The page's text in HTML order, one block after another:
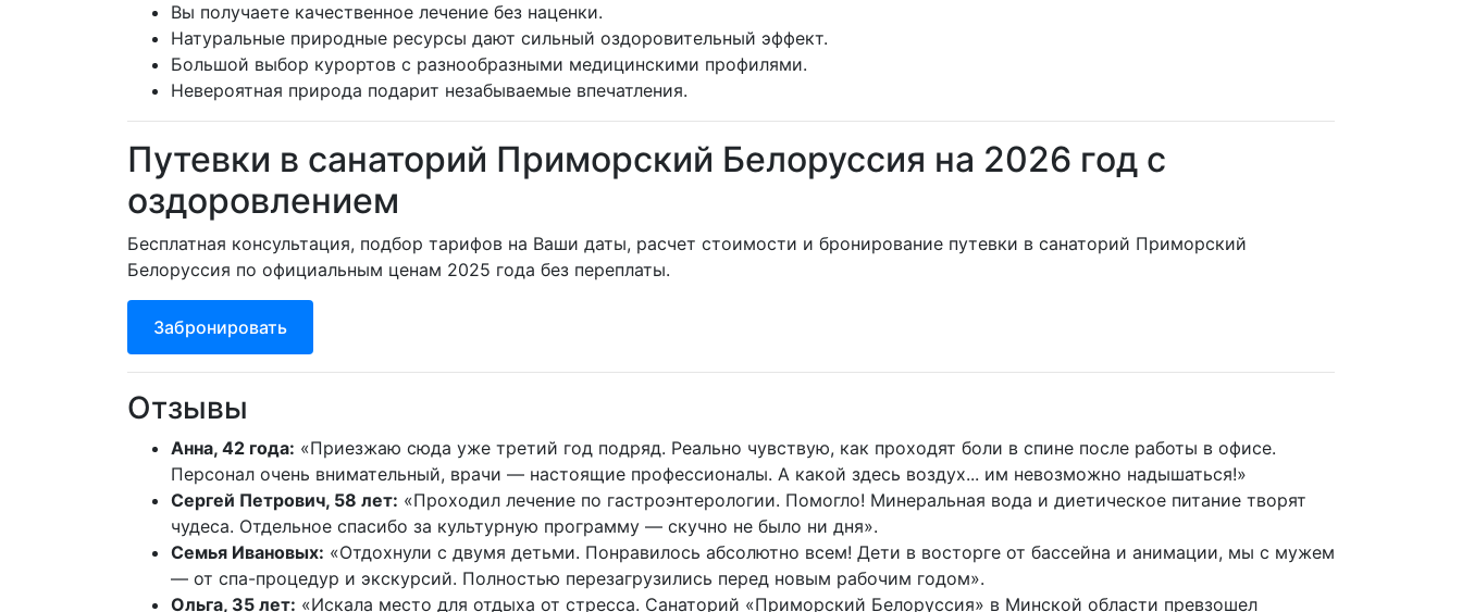
Вы получаете качественное лечение без наценки.
Натуральные природные ресурсы дают сильный оздоровительный эффект.
Большой выбор курортов с разнообразными медицинскими профилями.
Невероятная природа подарит незабываемые впечатления.
Путевки в санаторий Приморский Белоруссия на 2026 год с
оздоровлением
Бесплатная консультация, подбор тарифов на Ваши даты, расчет стоимости и бронирование путевки в санаторий Приморский
Белоруссия по официальным ценам 2025 года без переплаты.
Забронировать
Отзывы
Анна, 42 года: «Приезжаю сюда уже третий год подряд. Реально чувствую, как проходят боли в спине после работы в офисе.
Персонал очень внимательный, врачи — настоящие профессионалы. А какой здесь воздух... им невозможно надышаться!»
Сергей Петрович, 58 лет: «Проходил лечение по гастроэнтерологии. Помогло! Минеральная вода и диетическое питание творят
чудеса. Отдельное спасибо за культурную программу — скучно не было ни дня».
Семья Ивановых: «Отдохнули с двумя детьми. Понравилось абсолютно всем! Дети в восторге от бассейна и анимации, мы с мужем
— от спа-процедур и экскурсий. Полностью перезагрузились перед новым рабочим годом».
Ольга, 35 лет: «Искала место для отдыха от стресса. Санаторий «Приморский Белоруссия» в Минской области превзошел